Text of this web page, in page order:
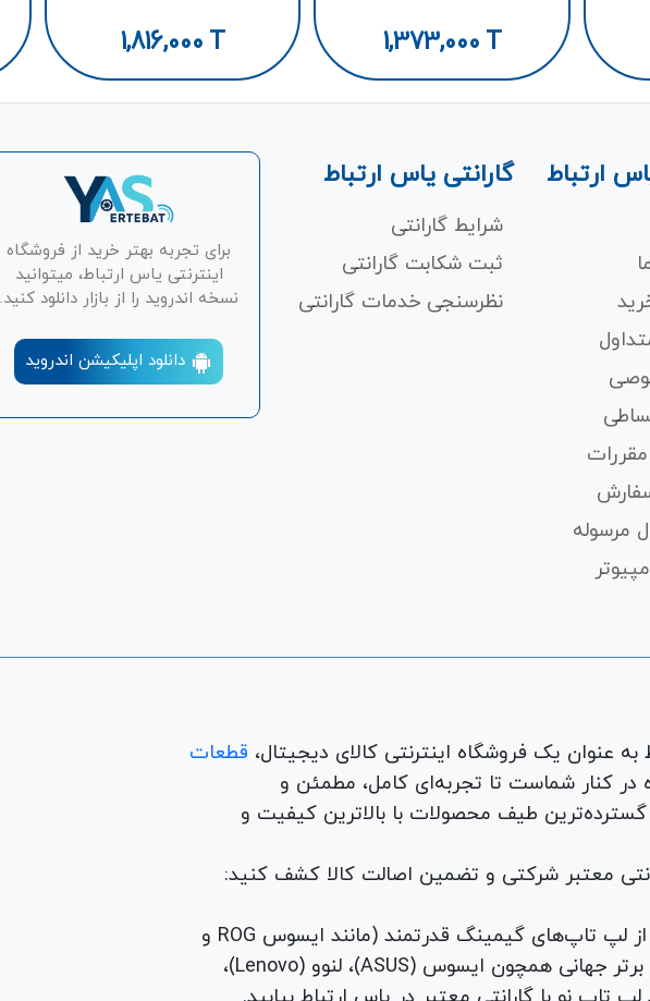
1,373,000 T
1,816,000 T
ارتباط
مرسوله
گارانتی یاس ارتباط
شرایط گارانتی
ثبت شکابت‌ گارانتی
نظرسنجی خدمات گارانتی
برای تجربه بهتر خرید از فروشگاه
اینترنتی یاس ارتباط، میتوانید
نسخه اندروید را از بازار دانلود کنید.
دانلود اپلیکیشن اندروید
قطعات
لوازم خانگی، همواره در کنار شماست تا تجربه‌ای کامل، مطمئن و
گسترده‌ترین طیف محصولات با بالاترین کیفیت و
معتبر شرکتی و تضمین اصالت کالا کشف کنید:
برای هر نیاز و سلیقه‌ای، از لپ تاپ‌های گیمینگ قدرتمند (مانند ایسوس ROG و
TUF) تا لپ تاپ‌های دانشجویی، اداری و مهندسی از برندهای برتر جهانی همچون ایسوس (ASUS)، لنوو (Lenovo)،